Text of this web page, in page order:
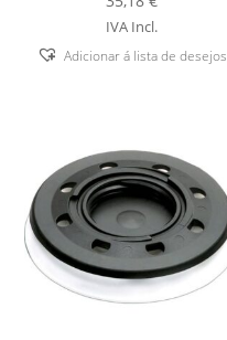
IVA Incl.
Adicionar á lista de desejos